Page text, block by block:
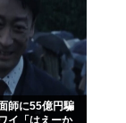
師に55億円騙
イ「はえーか